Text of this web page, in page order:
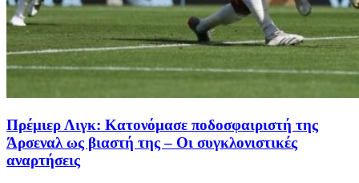
Πρέμιερ Λιγκ: Κατονόμασε ποδοσφαιριστή της
Άρσεναλ ως βιαστή της – Οι συγκλονιστικές
αναρτήσεις